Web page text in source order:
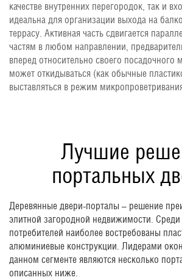
качестве внутренних перегородок, так и
идеальна для организации выхода на
террасу. Активная часть сдвигается
частям в любом направлении,
вперед относительно своего посадочного
может откидываться (как обычные
выставляться в режим
Лучшие
портальных
Деревянные двери-порталы – решение
элитной загородной недвижимости.
потребителей наиболее востребованы
алюминиевые конструкции. Лидерами
данном сегменте являются несколько
описанных ниже.